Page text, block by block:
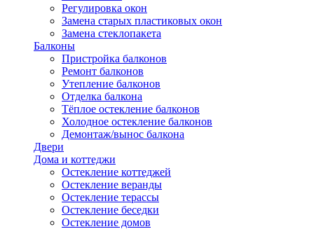
Регулировка окон
Замена старых пластиковых окон
Замена стеклопакета
Балконы
Пристройка балконов
Ремонт балконов
Утепление балконов
Отделка балкона
Тёплое остекление балконов
Холодное остекление балконов
Демонтаж/вынос балкона
Двери
Дома и коттеджи
Остекление коттеджей
Остекление веранды
Остекление терассы
Остекление беседки
Остекление домов